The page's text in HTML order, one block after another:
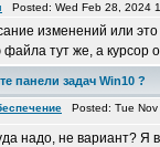
Posted: Wed Feb 28, 2024
изменений или это
тут же, а курсор
панели задач Win10 ?
Posted: Tue
надо, не вариант? Я